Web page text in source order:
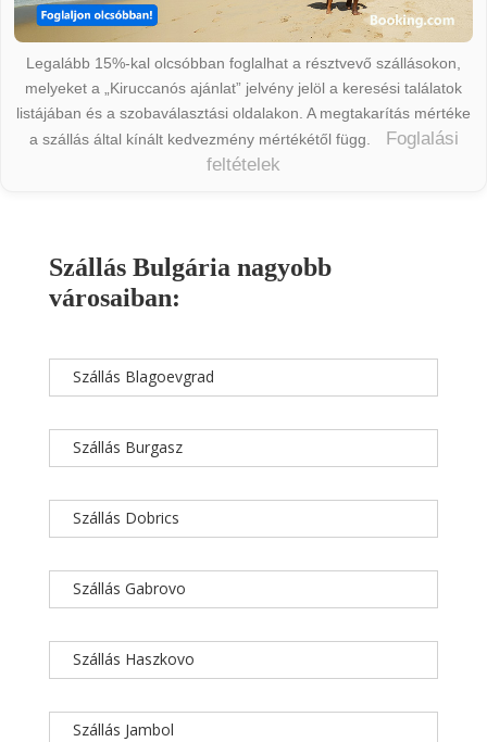
Legalább 15%-kal olcsóbban foglalhat a résztvevő szállásokon,
melyeket a „Kiruccanós ajánlat” jelvény jelöl a keresési találatok
listájában és a szobaválasztási oldalakon. A megtakarítás mértéke
a szállás által kínált kedvezmény mértékétől függ.
Foglalási
feltételek
Szállás Bulgária nagyobb
városaiban:
Szállás Blagoevgrad
Szállás Burgasz
Szállás Dobrics
Szállás Gabrovo
Szállás Haszkovo
Szállás Jambol